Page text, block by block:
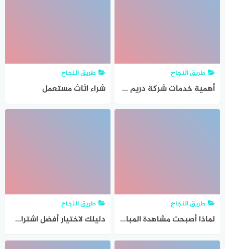
طريق النجاح
أهمية خدمات شركة دريم سيرفيس | كيف تساهم الخدمات المتخصصة في رفع جودة المنزل وزيادة عمره الافتراضي؟
طريق النجاح
شراء اثاث مستعمل
طريق النجاح
لماذا أصبحت مشاهدة المباريات عبر الإنترنت جزءًا من الحياة اليومية لعشاق كرة القدم؟
طريق النجاح
دليلك لاختيار أفضل اشتراك IPTV بين سمارترز وهولك وفالكون